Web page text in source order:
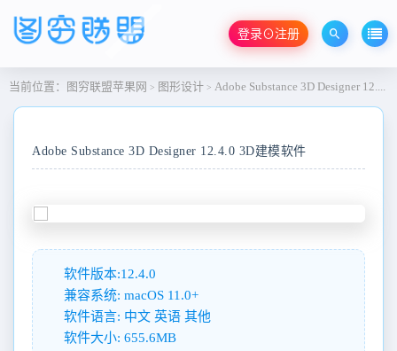
登录⊙注册
当前位置： 图穷联盟苹果网 > 图形设计 > Adobe Substance 3D Designer 12.4.0 3D建模软件
Adobe Substance 3D Designer 12.4.0 3D建模软件
软件版本:12.4.0
兼容系统: macOS 11.0+
软件语言: 中文 英语 其他
软件大小: 655.6MB